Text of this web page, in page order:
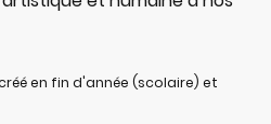
en fin d'année (scolaire) et